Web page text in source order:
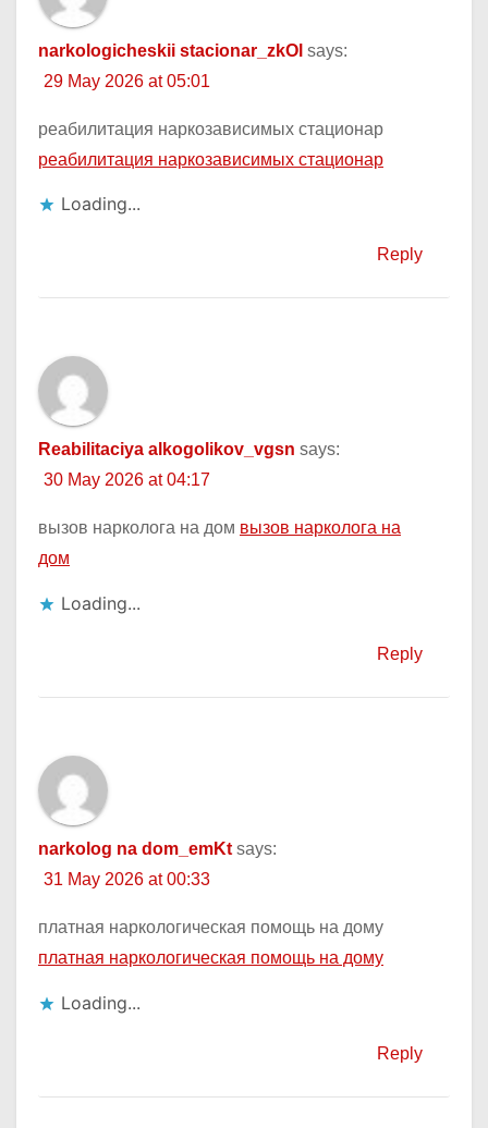
narkologicheskii stacionar_zkOl says:
29 May 2026 at 05:01
реабилитация наркозависимых стационар
реабилитация наркозависимых стационар
Loading...
Reply
Reabilitaciya alkogolikov_vgsn says:
30 May 2026 at 04:17
вызов нарколога на дом вызов нарколога на
дом
Loading...
Reply
narkolog na dom_emKt says:
31 May 2026 at 00:33
платная наркологическая помощь на дому
платная наркологическая помощь на дому
Loading...
Reply